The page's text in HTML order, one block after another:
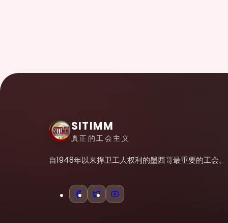
SITIMM
真正的工会主义
自1948年以来捍卫工人权利的墨西哥最重要的工会。